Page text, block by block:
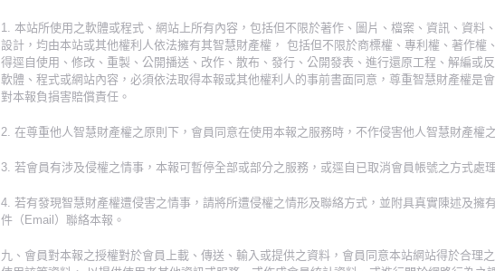
1. 本站所使用之軟體或程式、網站上所有內容，包括但不限於著作、圖片、檔案、資訊、資料
設計，均由本站或其他權利人依法擁有其智慧財產權， 包括但不限於商標權、專利權、著作權
得逕自使用、修改、重製、公開播送、改作、散布、發行、公開發表、進行還原工程、解編或
軟體、程式或網站內容，必須依法取得本報或其他權利人的事前書面同意，尊重智慧財產權是
對本報負損害賠償責任。
2. 在尊重他人智慧財產權之原則下，會員同意在使用本報之服務時，不作侵害他人智慧財產權
3. 若會員有涉及侵權之情事，本報可暫停全部或部分之服務，或逕自已取消會員帳號之方式處
4. 若有發現智慧財產權遭侵害之情事，請將所遭侵權之情形及聯絡方式，並附具真實陳述及擁
件（Email）聯絡本報。
九、會員對本報之授權對於會員上載、傳送、輸入或提供之資料，會員同意本站網站得於合理